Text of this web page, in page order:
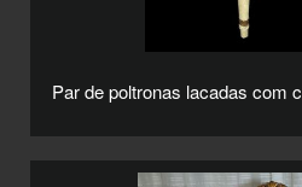
Par de poltronas lacadas com